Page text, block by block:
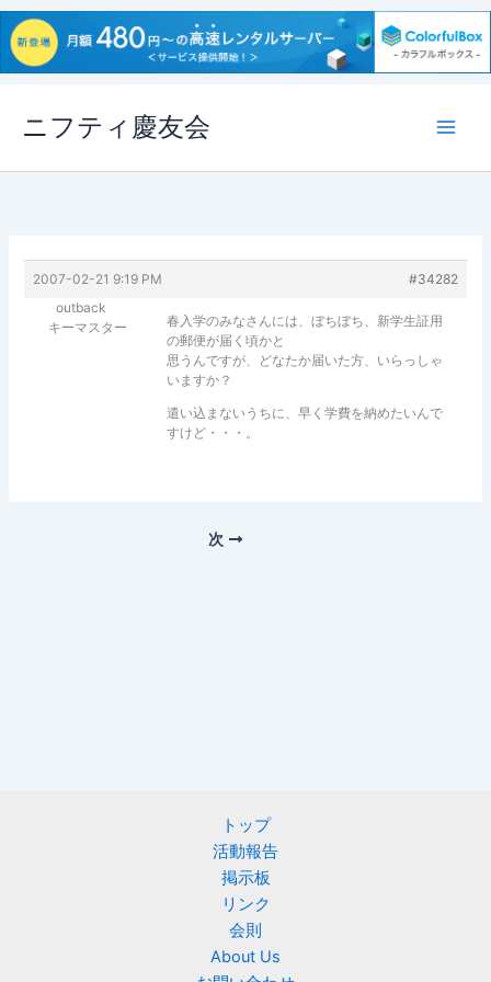
ス
ニフティ慶友会
2007-02-21 9:19 PM
#34282
outback
キーマスター
春入学のみなさんには、ぼちぼち、新学生証用
の郵便が届く頃かと
思うんですが、どなたか届いた方、いらっしゃ
いますか？
遣い込まないうちに、早く学費を納めたいんで
すけど・・・。
次
トップ
活動報告
掲示板
リンク
会則
About Us